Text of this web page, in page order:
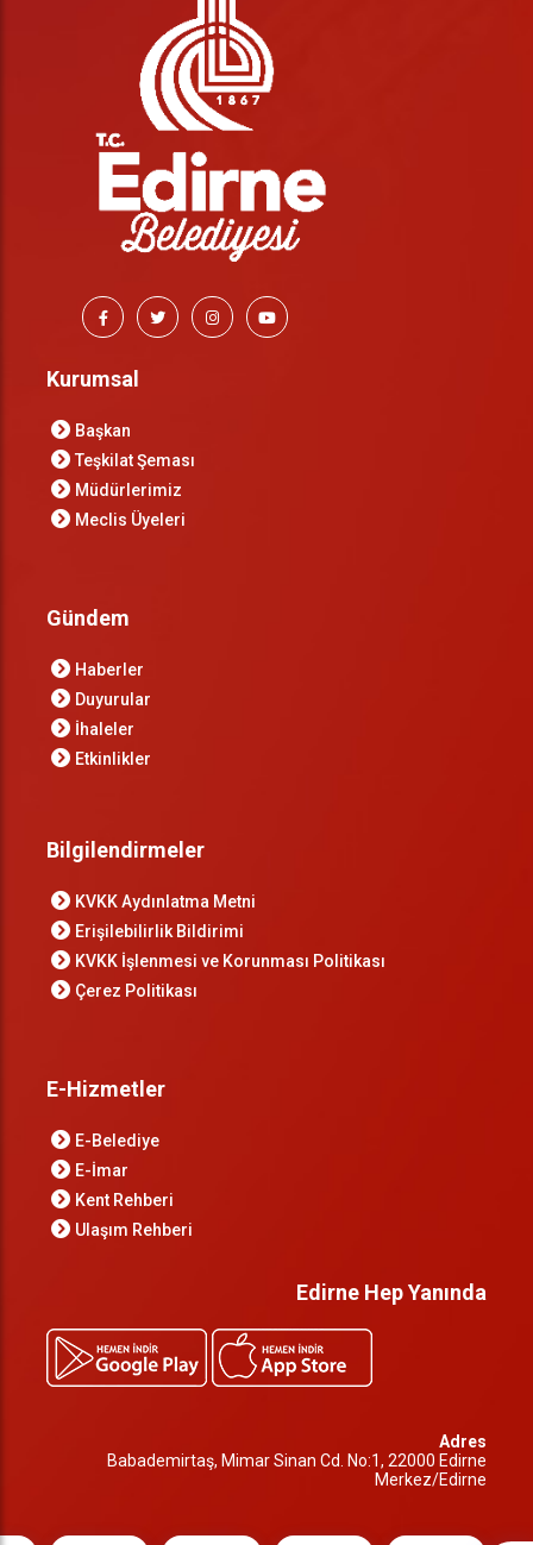
Kurumsal
Başkan
Teşkilat Şeması
Müdürlerimiz
Meclis Üyeleri
Gündem
Haberler
Duyurular
İhaleler
Etkinlikler
Bilgilendirmeler
KVKK Aydınlatma Metni
Erişilebilirlik Bildirimi
KVKK İşlenmesi ve Korunması Politikası
Çerez Politikası
E-Hizmetler
E-Belediye
E-İmar
Kent Rehberi
Ulaşım Rehberi
Edirne Hep Yanında
Adres
Babademirtaş, Mimar Sinan Cd. No:1, 22000 Edirne
Merkez/Edirne